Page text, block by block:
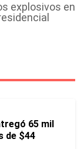
explosivos en
65 mil
de $44